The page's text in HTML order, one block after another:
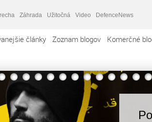
Záhrada Užitočná Video DefenceNews
články Zoznam blogov Komerčné